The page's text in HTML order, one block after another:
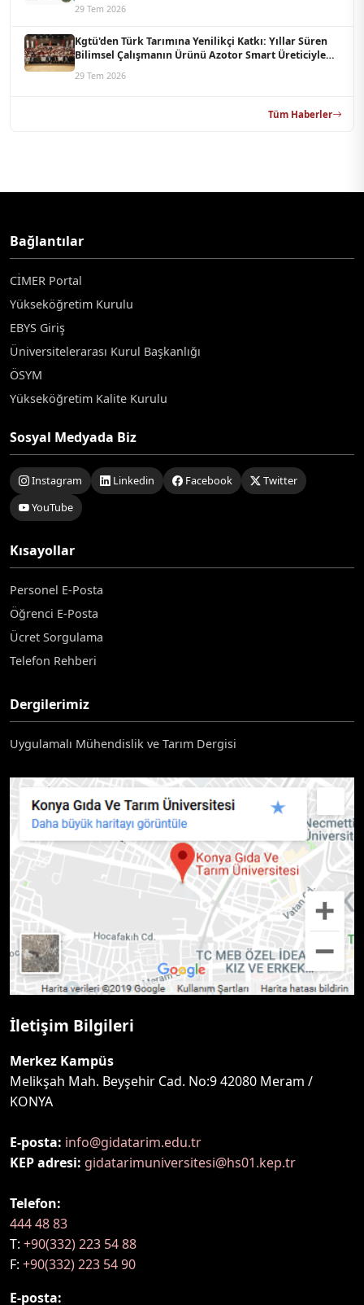
29 Tem 2026
Kgtü'den Türk Tarımına Yenilikçi Katkı: Yıllar Süren
Bilimsel Çalışmanın Ürünü Azotor Smart Üreticiyle
29 Tem 2026
Tüm Haberler
Bağlantılar
CİMER Portal
Yükseköğretim Kurulu
EBYS Giriş
Üniversitelerarası Kurul Başkanlığı
ÖSYM
Yükseköğretim Kalite Kurulu
Sosyal Medyada Biz
Instagram Linkedin Facebook
Twitter
YouTube
Kısayollar
Personel E-Posta
Öğrenci E-Posta
Ücret Sorgulama
Telefon Rehberi
Dergilerimiz
Uygulamalı Mühendislik ve Tarım Dergisi
İletişim Bilgileri
Merkez Kampüs
Melikşah Mah. Beyşehir Cad. No:9 42080 Meram /
KONYA
E-posta: info@gidatarim.edu.tr
KEP adresi: gidatarimuniversitesi@hs01.kep.tr
Telefon:
444 48 83
T: +90(332) 223 54 88
F: +90(332) 223 54 90
E-posta: